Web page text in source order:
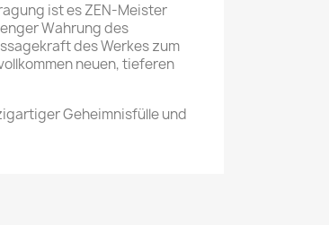
ist es ZEN-Meister
Wahrung des
des Werkes zum
neuen, tieferen
Geheimnisfülle und